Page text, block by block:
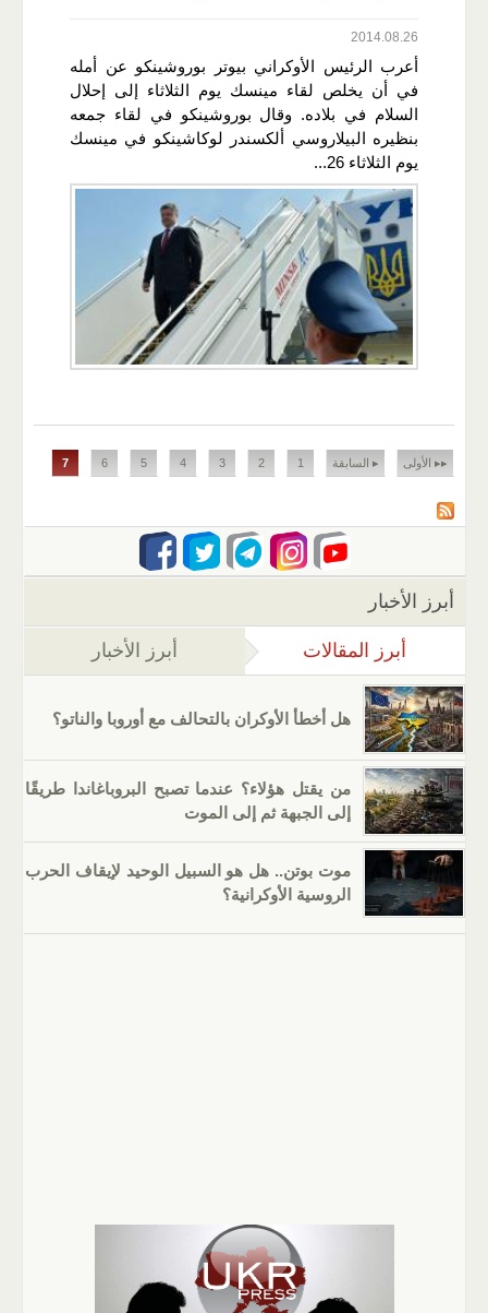
2014.08.26
أعرب الرئيس الأوكراني بيوتر بوروشينكو عن أمله
في أن يخلص لقاء مينسك يوم الثلاثاء إلى إحلال
السلام في بلاده. وقال بوروشينكو في لقاء جمعه
بنظيره البيلاروسي ألكسندر لوكاشينكو في مينسك
يوم الثلاثاء 26...
الصفحات
▸▸ الأولى ▸ السابقة 1
2
3
4
5
6
7
أبرز الأخبار
أبرز المقالات (علامة التبويب النشطة)
أبرز الأخبار
هل أخطأ الأوكران بالتحالف مع أوروبا والناتو؟
من يقتل هؤلاء؟ عندما تصبح البروباغاندا طريقًا
إلى الجبهة ثم إلى الموت
موت بوتن.. هل هو السبيل الوحيد لإيقاف الحرب
الروسية الأوكرانية؟